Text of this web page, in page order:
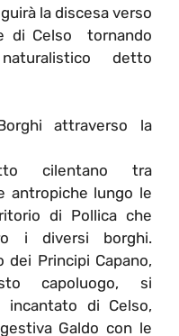
la discesa verso
di Celso tornando
detto
attraverso la
cilentano tra
antropiche lungo le
di Pollica che
i diversi borghi.
dei Principi Capano,
capoluogo, si
incantato di Celso,
Galdo con le